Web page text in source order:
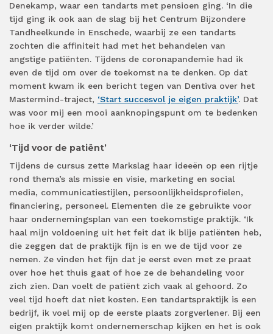
Denekamp, waar een tandarts met pensioen ging. ‘In die
tijd ging ik ook aan de slag bij het Centrum Bijzondere
Tandheelkunde in Enschede, waarbij ze een tandarts
zochten die affiniteit had met het behandelen van
angstige patiënten. Tijdens de coronapandemie had ik
even de tijd om over de toekomst na te denken. Op dat
moment kwam ik een bericht tegen van Dentiva over het
Mastermind-traject, ‘Start succesvol je eigen praktijk’. Dat
was voor mij een mooi aanknopingspunt om te bedenken
hoe ik verder wilde.’
‘Tijd voor de patiënt’
Tijdens de cursus zette Markslag haar ideeën op een rijtje
rond thema’s als missie en visie, marketing en social
media, communicatiestijlen, persoonlijkheidsprofielen,
financiering, personeel. Elementen die ze gebruikte voor
haar ondernemingsplan van een toekomstige praktijk. ‘Ik
haal mijn voldoening uit het feit dat ik blije patiënten heb,
die zeggen dat de praktijk fijn is en we de tijd voor ze
nemen. Ze vinden het fijn dat je eerst even met ze praat
over hoe het thuis gaat of hoe ze de behandeling voor
zich zien. Dan voelt de patiënt zich vaak al gehoord. Zo
veel tijd hoeft dat niet kosten. Een tandartspraktijk is een
bedrijf, ik voel mij op de eerste plaats zorgverlener. Bij een
eigen praktijk komt ondernemerschap kijken en het is ook